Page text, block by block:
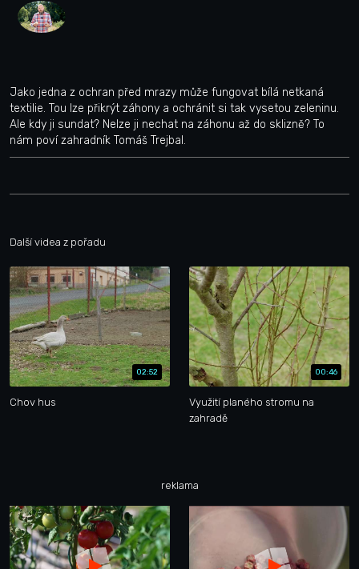
Jako jedna z ochran před mrazy může fungovat bílá netkaná
textilie. Tou lze přikrýt záhony a ochránit si tak vysetou zeleninu.
Ale kdy ji sundat? Nelze ji nechat na záhonu až do sklizně? To
nám poví zahradník Tomáš Trejbal.
Další videa z pořadu
02:52
Chov hus
00:46
Využití planého stromu na
zahradě
reklama